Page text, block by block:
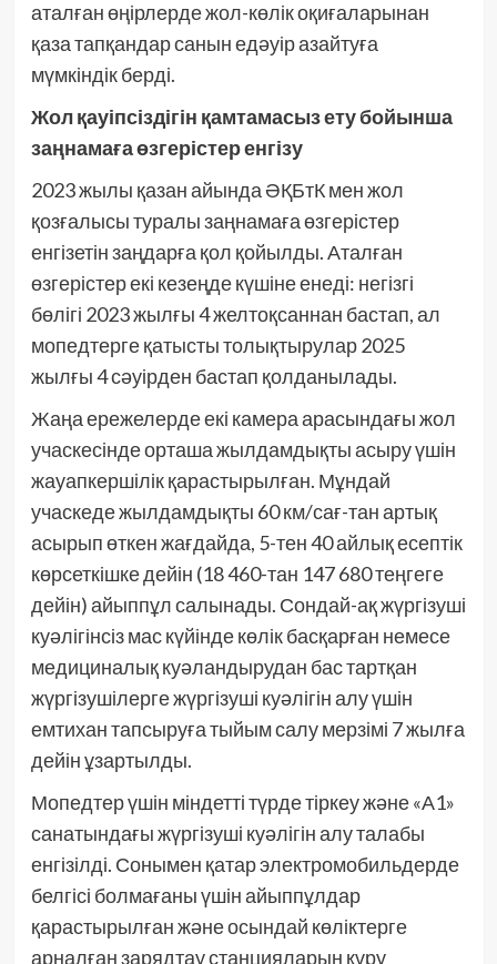
аталған өңірлерде жол-көлік оқиғаларынан
қаза тапқандар санын едәуір азайтуға
мүмкіндік берді.
Жол қауіпсіздігін қамтамасыз ету бойынша
заңнамаға өзгерістер енгізу
2023 жылы қазан айында ӘҚБтК мен жол
қозғалысы туралы заңнамаға өзгерістер
енгізетін заңдарға қол қойылды. Аталған
өзгерістер екі кезеңде күшіне енеді: негізгі
бөлігі 2023 жылғы 4 желтоқсаннан бастап, ал
мопедтерге қатысты толықтырулар 2025
жылғы 4 сәуірден бастап қолданылады.
Жаңа ережелерде екі камера арасындағы жол
учаскесінде орташа жылдамдықты асыру үшін
жауапкершілік қарастырылған. Мұндай
учаскеде жылдамдықты 60 км/сағ-тан артық
асырып өткен жағдайда, 5-тен 40 айлық есептік
көрсеткішке дейін (18 460-тан 147 680 теңгеге
дейін) айыппұл салынады. Сондай-ақ жүргізуші
куәлігінсіз мас күйінде көлік басқарған немесе
медициналық куәландырудан бас тартқан
жүргізушілерге жүргізуші куәлігін алу үшін
емтихан тапсыруға тыйым салу мерзімі 7 жылға
дейін ұзартылды.
Мопедтер үшін міндетті түрде тіркеу және «А1»
санатындағы жүргізуші куәлігін алу талабы
енгізілді. Сонымен қатар электромобильдерде
белгісі болмағаны үшін айыппұлдар
қарастырылған және осындай көліктерге
арналған зарядтау станцияларын құру